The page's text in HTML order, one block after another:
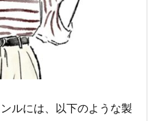
ルには、以下のような製